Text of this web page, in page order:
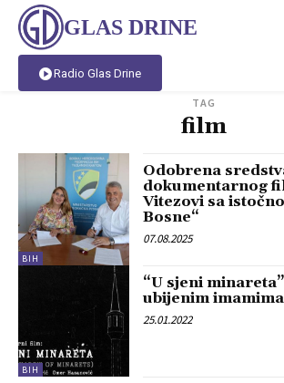
GLAS DRINE
Radio Glas Drine
TAG
film
BIH
Odobrena
dokumentarnog
Vitezovi sa
Bosne“
07.08.2025
BIH
“U sjeni
ubijenim
25.01.2022